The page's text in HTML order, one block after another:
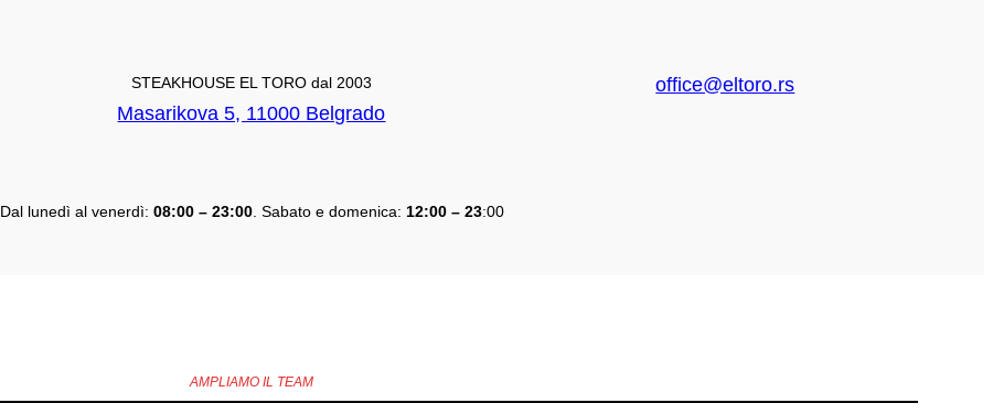
STEAKHOUSE EL TORO dal 2003
Masarikova 5, 11000 Belgrado
office@eltoro.rs
Dal lunedì al venerdì: 08:00 – 23:00. Sabato e domenica: 12:00 – 23:00
AMPLIAMO IL TEAM